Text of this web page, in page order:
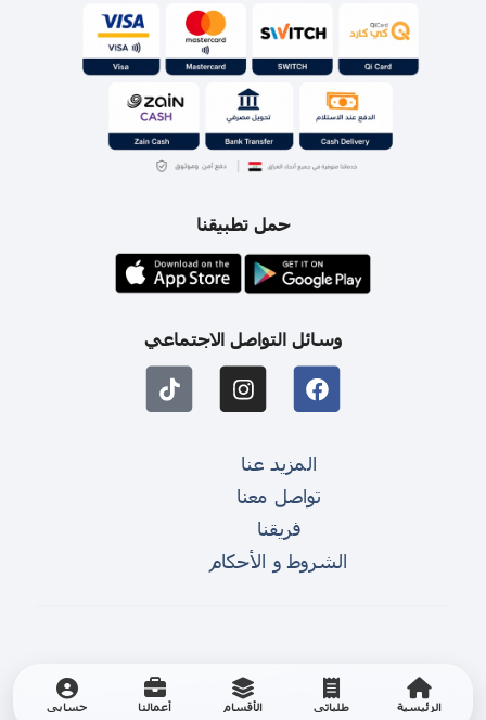
الرئيسية طلباتي الأقسام أعمالنا حسابي
حمل تطبيقنا
وسائل التواصل الاجتماعي
المزيد عنا
تواصل معنا
فريقنا
الشروط و الأحكام